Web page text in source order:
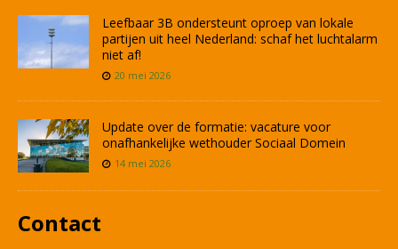
Leefbaar 3B ondersteunt oproep van lokale
partijen uit heel Nederland: schaf het luchtalarm
niet af!
20 mei 2026
Update over de formatie: vacature voor
onafhankelijke wethouder Sociaal Domein
14 mei 2026
Contact